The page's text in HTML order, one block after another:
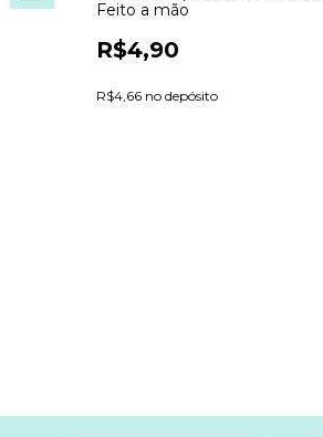
Feito a mão
R$4,90
R$4,66 no depósito